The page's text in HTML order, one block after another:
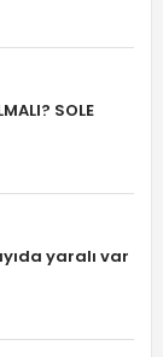
SOLE
yaralı var